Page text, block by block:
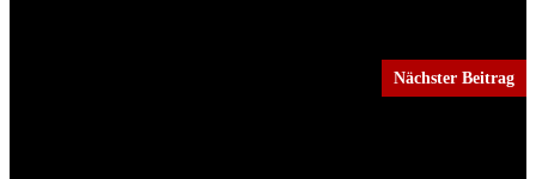
Nächster Beitrag